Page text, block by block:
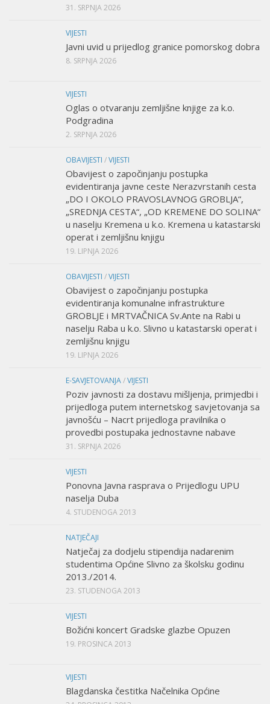
31. SRPNJA 2026
VIJESTI
Javni uvid u prijedlog granice pomorskog dobra
8. SRPNJA 2026
VIJESTI
Oglas o otvaranju zemljišne knjige za k.o.
Podgradina
2. SRPNJA 2026
OBAVIJESTI /VIJESTI
Obavijest o započinjanju postupka
evidentiranja javne ceste Nerazvrstanih cesta
„DO I OKOLO PRAVOSLAVNOG GROBLJA“,
„SREDNJA CESTA“, „OD KREMENE DO SOLINA“
u naselju Kremena u k.o. Kremena u katastarski
operat i zemljišnu knjigu
19. LIPNJA 2026
OBAVIJESTI /VIJESTI
Obavijest o započinjanju postupka
evidentiranja komunalne infrastrukture
GROBLJE i MRTVAČNICA Sv.Ante na Rabi u
naselju Raba u k.o. Slivno u katastarski operat i
zemljišnu knjigu
19. LIPNJA 2026
E-SAVJETOVANJA/VIJESTI
Poziv javnosti za dostavu mišljenja, primjedbi i
prijedloga putem internetskog savjetovanja sa
javnošću – Nacrt prijedloga pravilnika o
provedbi postupaka jednostavne nabave
31. SRPNJA 2026
VIJESTI
Ponovna Javna rasprava o Prijedlogu UPU
naselja Duba
4. STUDENOGA 2013
NATJEČAJI
Natječaj za dodjelu stipendija nadarenim
studentima Općine Slivno za školsku godinu
2013./2014.
23. STUDENOGA 2013
VIJESTI
Božićni koncert Gradske glazbe Opuzen
19. PROSINCA 2013
VIJESTI
Blagdanska čestitka Načelnika Općine